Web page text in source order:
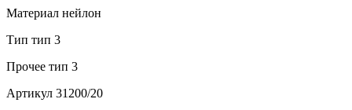
Материал нейлон
Тип тип 3
Прочее тип 3
Артикул 31200/20